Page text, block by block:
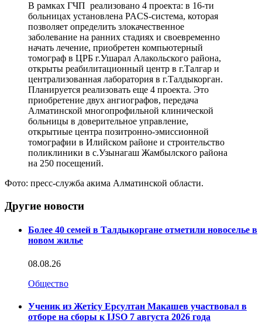
В рамках ГЧП реализовано 4 проекта: в 16-ти
больницах установлена PACS-система, которая
позволяет определить злокачественное
заболевание на ранних стадиях и своевременно
начать лечение, приобретен компьютерный
томограф в ЦРБ г.Ушарал Алакольского района,
открыты реабилитационный центр в г.Талгар и
централизованная лаборатория в г.Талдыкорган.
Планируется реализовать еще 4 проекта. Это
приобретение двух ангиографов, передача
Алматинской многопрофильной клинической
больницы в доверительное управление,
открытиые центра позитронно-эмиссионной
томографии в Илийском районе и строительство
поликлиники в с.Узынагаш Жамбылского района
на 250 посещений.
Фото: пресс-служба акима Алматинской области.
Другие новости
Более 40 семей в Талдыкоргане отметили новоселье в
новом жилье
08.08.26
Общество
Ученик из Жетісу Ерсултан Макашев участвовал в
отборе на сборы к IJSO 7 августа 2026 года